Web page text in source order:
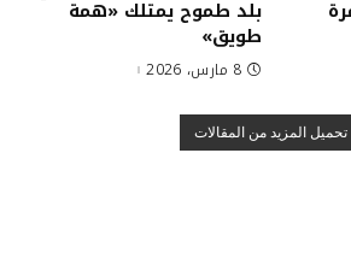
بلد طموح يمتلك «همة
طويق»
8 مارس، 2026
تحميل المزيد من المقالات